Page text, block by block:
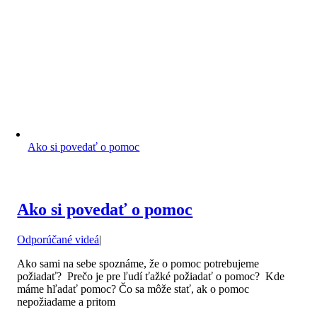
Ako si povedať o pomoc
Ako si povedať o pomoc
Odporúčané videá|
Ako sami na sebe spoznáme, že o pomoc potrebujeme
požiadať? Prečo je pre ľudí ťažké požiadať o pomoc? Kde
máme hľadať pomoc? Čo sa môže stať, ak o pomoc
nepožiadame a pritom